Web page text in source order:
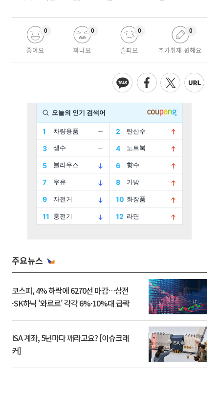
좋아요
0
화나요
0
슬퍼요
0
추가취재 원해요
0
주요뉴스
코스피, 4% 하락에 6270선 마감…삼전
·SK하닉 '와르르' 각각 6%·10%대 급락
ISA 계좌, 5년마다 깨라고요? [이슈크래
커]